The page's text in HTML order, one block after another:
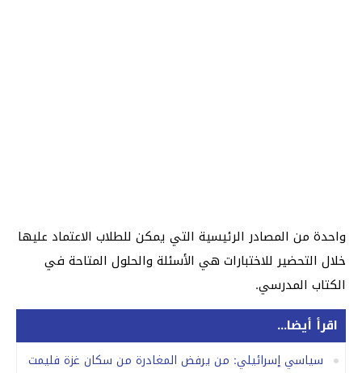
واحدة من المصادر الرئيسية التي يمكن للطلاب الاعتماد عليها
خلال التحضير للاختبارات هي الأسئلة والحلول المتاحة في
الكتاب المدرسي.
اقرأ أيضا...
سياسي إسرائيلي: من يرفض المغادرة من سكان غزة فليمت